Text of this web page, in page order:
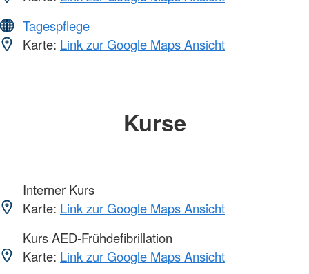
Tagespflege
Karte: Link zur Google Maps Ansicht
Kurse
Interner Kurs
Karte: Link zur Google Maps Ansicht
Kurs AED-Frühdefibrillation
Karte: Link zur Google Maps Ansicht